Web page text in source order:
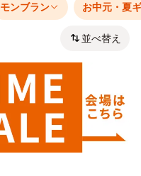
モンブラン お中元・夏
並べ替え